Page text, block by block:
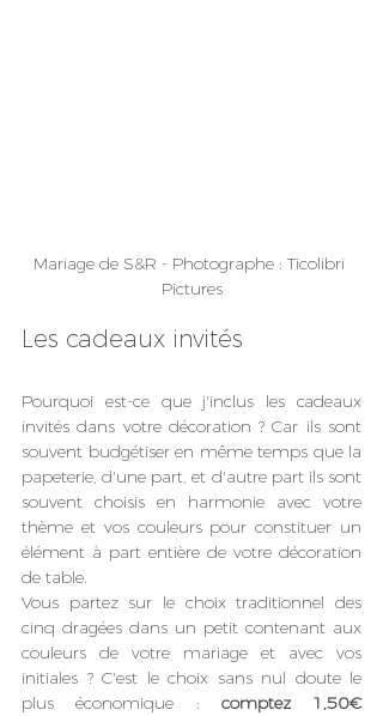
Mariage de S&R - Photographe : Ticolibri
Pictures
Les cadeaux invités
Pourquoi est-ce que j'inclus les cadeaux
invités dans votre décoration ? Car ils sont
souvent budgétiser en même temps que la
papeterie, d'une part, et d'autre part ils sont
souvent choisis en harmonie avec votre
thème et vos couleurs pour constituer un
élément à part entière de votre décoration
de table.
Vous partez sur le choix traditionnel des
cinq dragées dans un petit contenant aux
couleurs de votre mariage et avec vos
initiales ? C'est le choix sans nul doute le
plus économique : comptez 1,50€